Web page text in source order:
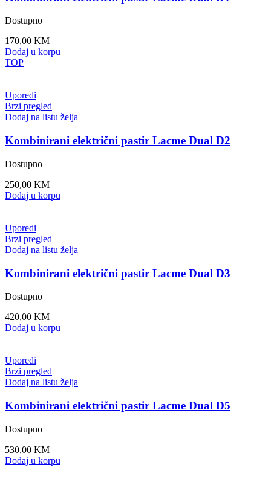
Dostupno
170,00 KM
Dodaj u korpu
TOP
Uporedi
Brzi pregled
Dodaj na listu želja
Kombinirani električni pastir Lacme Dual D2
Dostupno
250,00 KM
Dodaj u korpu
Uporedi
Brzi pregled
Dodaj na listu želja
Kombinirani električni pastir Lacme Dual D3
Dostupno
420,00 KM
Dodaj u korpu
Uporedi
Brzi pregled
Dodaj na listu želja
Kombinirani električni pastir Lacme Dual D5
Dostupno
530,00 KM
Dodaj u korpu